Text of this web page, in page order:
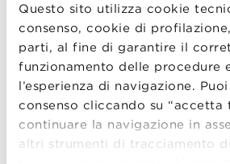
Questo sito utilizza cookie
consenso, cookie di
parti, al fine di garantire il
funzionamento delle procedure
l’esperienza di navigazione.
consenso cliccando su
continuare la navigazione in
altri strumenti di tracciamento
SYMPOSIUM E MEDITAZIONE
FAQ
PROTOCOLLO EVENTO